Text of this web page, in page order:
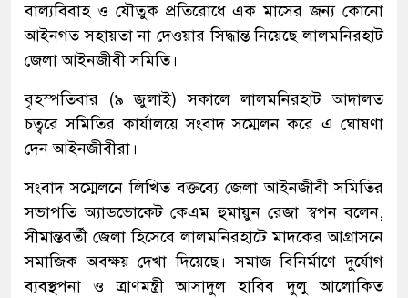
বাল্যবিবাহ ও যৌতুক প্রতিরোধে এক মাসের জন্য কোনো
আইনগত সহায়তা না দেওয়ার সিদ্ধান্ত নিয়েছে লালমনিরহাট
জেলা আইনজীবী সমিতি।
বৃহস্পতিবার (৯ জুলাই) সকালে লালমনিরহাট আদালত
চত্বরে সমিতির কার্যালয়ে সংবাদ সম্মেলন করে এ ঘোষণা
দেন আইনজীবীরা।
সংবাদ সম্মেলনে লিখিত বক্তব্যে জেলা আইনজীবী সমিতির
সভাপতি অ্যাডভোকেট কেএম হুমায়ুন রেজা স্বপন বলেন,
সীমান্তবর্তী জেলা হিসেবে লালমনিরহাটে মাদকের আগ্রাসনে
সমাজিক অবক্ষয় দেখা দিয়েছে। সমাজ বিনির্মাণে দুর্যোগ
ব্যবস্থপনা ও ত্রাণমন্ত্রী আসাদুল হাবিব দুলু আলোকিত